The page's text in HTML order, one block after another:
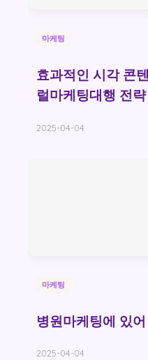
마케팅
효과적인 시각 콘
럴마케팅대행 전략
2025-04-04
마케팅
병원마케팅에 있
2025-04-04